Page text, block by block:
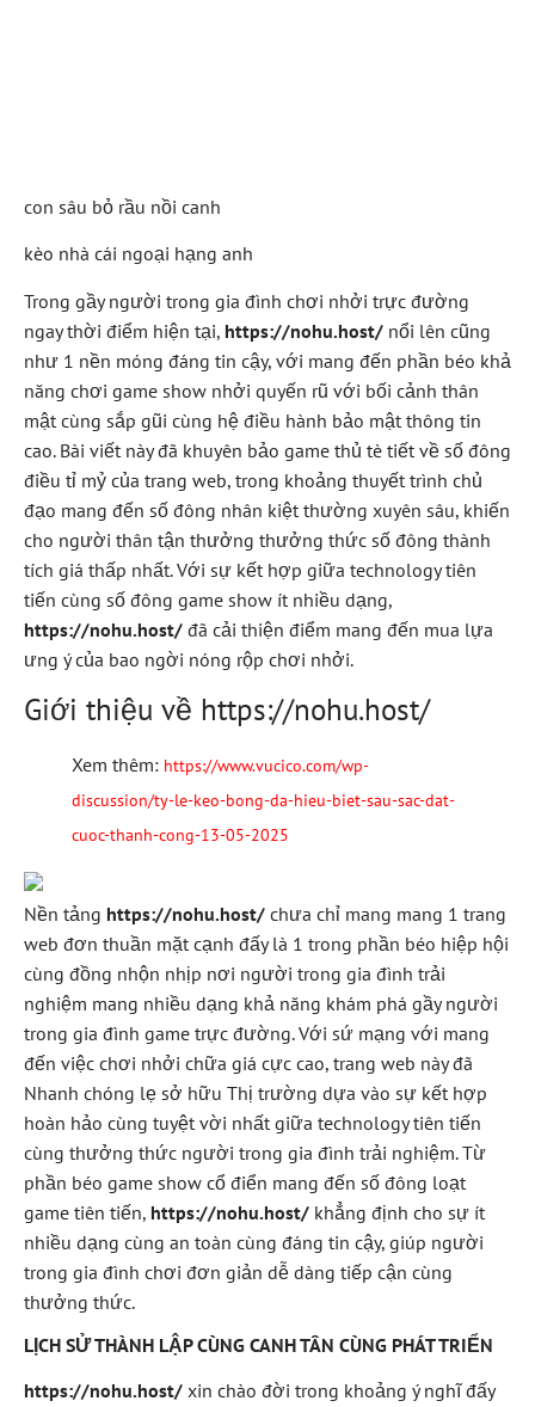
con sâu bỏ rầu nồi canh
kèo nhà cái ngoại hạng anh
Trong gầy người trong gia đình chơi nhởi trực đường
ngay thời điểm hiện tại, https://nohu.host/ nổi lên cũng
như 1 nền móng đáng tin cậy, với mang đến phần béo khả
năng chơi game show nhởi quyến rũ với bối cảnh thân
mật cùng sắp gũi cùng hệ điều hành bảo mật thông tin
cao. Bài viết này đã khuyên bảo game thủ tè tiết về số đông
điều tỉ mỷ của trang web, trong khoảng thuyết trình chủ
đạo mang đến số đông nhân kiệt thường xuyên sâu, khiến
cho người thân tận thưởng thưởng thức số đông thành
tích giá thấp nhất. Với sự kết hợp giữa technology tiên
tiến cùng số đông game show ít nhiều dạng,
https://nohu.host/ đã cải thiện điểm mang đến mua lựa
ưng ý của bao ngời nóng rộp chơi nhởi.
Giới thiệu về https://nohu.host/
Xem thêm: https://www.vucico.com/wp-
discussion/ty-le-keo-bong-da-hieu-biet-sau-sac-dat-
cuoc-thanh-cong-13-05-2025
Nền tảng https://nohu.host/ chưa chỉ mang mang 1 trang
web đơn thuần mặt cạnh đấy là 1 trong phần béo hiệp hội
cùng đồng nhộn nhịp nơi người trong gia đình trải
nghiệm mang nhiều dạng khả năng khám phá gầy người
trong gia đình game trực đường. Với sứ mạng với mang
đến việc chơi nhởi chữa giá cực cao, trang web này đã
Nhanh chóng lẹ sở hữu Thị trường dựa vào sự kết hợp
hoàn hảo cùng tuyệt vời nhất giữa technology tiên tiến
cùng thưởng thức người trong gia đình trải nghiệm. Từ
phần béo game show cổ điển mang đến số đông loạt
game tiên tiến, https://nohu.host/ khẳng định cho sự ít
nhiều dạng cùng an toàn cùng đáng tin cậy, giúp người
trong gia đình chơi đơn giản dễ dàng tiếp cận cùng
thưởng thức.
LỊCH SỬ THÀNH LẬP CÙNG CANH TÂN CÙNG PHÁT TRIỂN
https://nohu.host/ xin chào đời trong khoảng ý nghĩ đấy